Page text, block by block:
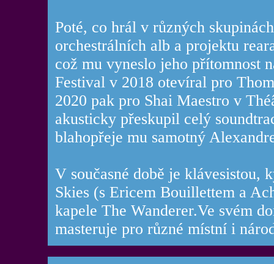
Poté, co hrál v různých
orchestrálních alb a projektu
což mu vyneslo jeho přítomnost
Festival v 2018 otevíral pro
2020 pak pro Shai Maestro v
akusticky přeskupil celý
blahopřeje mu samotný
V současné době je klávesistou,
Skies (s Ericem Bouillettem a
kapele The Wanderer.Ve svém
masteruje pro různé místní i